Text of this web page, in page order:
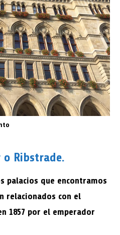
o Ribstrade.
palacios que encontramos
relacionados con el
1857 por el emperador